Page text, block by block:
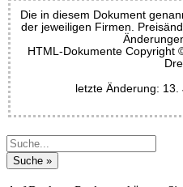
Die in diesem Dokument
der jeweiligen Firmen.
HTML-Dokumente Copyright
letzte Änderung: 13.